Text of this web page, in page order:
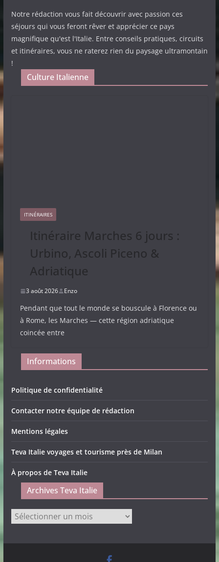
Notre rédaction vous fait découvrir avec passion ces
séjours qui vous feront rêver et apprécier ce pays
magnifique qu'est l'Italie. Entre conseils pratiques, circuits
et itinéraires, vous ne raterez rien du paysage ultramontain
!
Culture Italienne
ITINÉRAIRES
Itinéraire Marches 6 jours :
Urbino, Ascoli Piceno &
Adriatique
3 août 2026 Enzo
Pendant que tout le monde se bouscule à Florence ou
à Rome, les Marches — cette région adriatique
coincée entre
Informations
Politique de confidentialité
Contacter notre équipe de rédaction
Mentions légales
Teva Italie voyages et tourisme près de Milan
À propos de Teva Italie
Archives Teva Italie
Archives